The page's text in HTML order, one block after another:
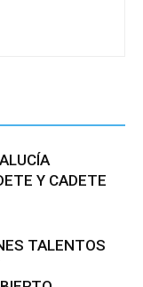
Y CADETE
TALENTOS